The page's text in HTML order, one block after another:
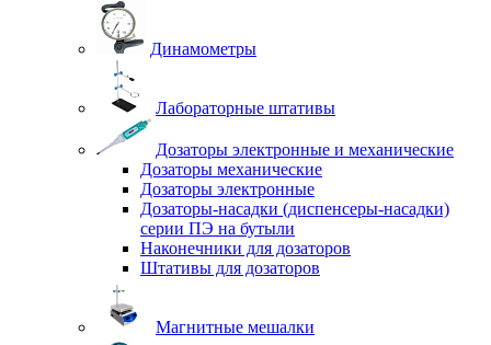
Динамометры
Лабораторные штативы
Дозаторы электронные и механические
Дозаторы механические
Дозаторы электронные
Дозаторы-насадки (диспенсеры-насадки)
серии ПЭ на бутыли
Наконечники для дозаторов
Штативы для дозаторов
Магнитные мешалки